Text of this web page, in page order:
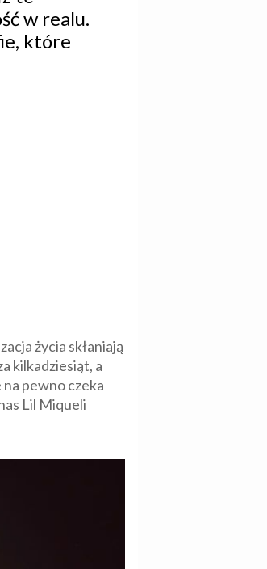
w realu.
które
życia skłaniają
kilkadziesiąt, a
pewno czeka
Lil Miqueli